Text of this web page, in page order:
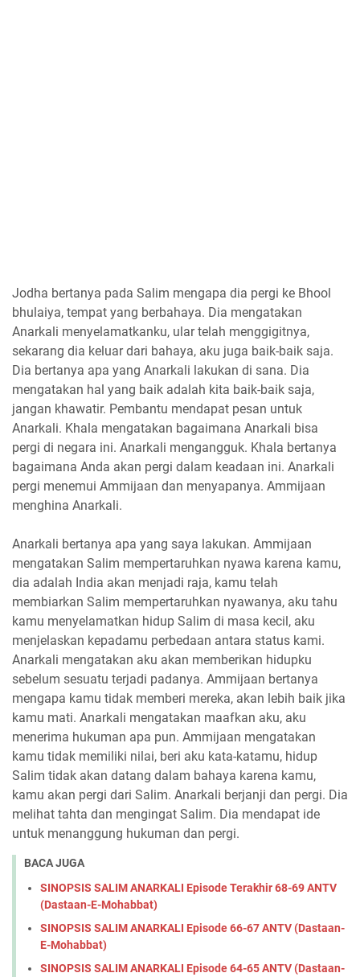
Jodha bertanya pada Salim mengapa dia pergi ke Bhool
bhulaiya, tempat yang berbahaya. Dia mengatakan
Anarkali menyelamatkanku, ular telah menggigitnya,
sekarang dia keluar dari bahaya, aku juga baik-baik saja.
Dia bertanya apa yang Anarkali lakukan di sana. Dia
mengatakan hal yang baik adalah kita baik-baik saja,
jangan khawatir. Pembantu mendapat pesan untuk
Anarkali. Khala mengatakan bagaimana Anarkali bisa
pergi di negara ini. Anarkali mengangguk. Khala bertanya
bagaimana Anda akan pergi dalam keadaan ini. Anarkali
pergi menemui Ammijaan dan menyapanya. Ammijaan
menghina Anarkali.
Anarkali bertanya apa yang saya lakukan. Ammijaan
mengatakan Salim mempertaruhkan nyawa karena kamu,
dia adalah India akan menjadi raja, kamu telah
membiarkan Salim mempertaruhkan nyawanya, aku tahu
kamu menyelamatkan hidup Salim di masa kecil, aku
menjelaskan kepadamu perbedaan antara status kami.
Anarkali mengatakan aku akan memberikan hidupku
sebelum sesuatu terjadi padanya. Ammijaan bertanya
mengapa kamu tidak memberi mereka, akan lebih baik jika
kamu mati. Anarkali mengatakan maafkan aku, aku
menerima hukuman apa pun. Ammijaan mengatakan
kamu tidak memiliki nilai, beri aku kata-katamu, hidup
Salim tidak akan datang dalam bahaya karena kamu,
kamu akan pergi dari Salim. Anarkali berjanji dan pergi. Dia
melihat tahta dan mengingat Salim. Dia mendapat ide
untuk menanggung hukuman dan pergi.
BACA JUGA
SINOPSIS SALIM ANARKALI Episode Terakhir 68-69 ANTV
(Dastaan-E-Mohabbat)
SINOPSIS SALIM ANARKALI Episode 66-67 ANTV (Dastaan-
E-Mohabbat)
SINOPSIS SALIM ANARKALI Episode 64-65 ANTV (Dastaan-